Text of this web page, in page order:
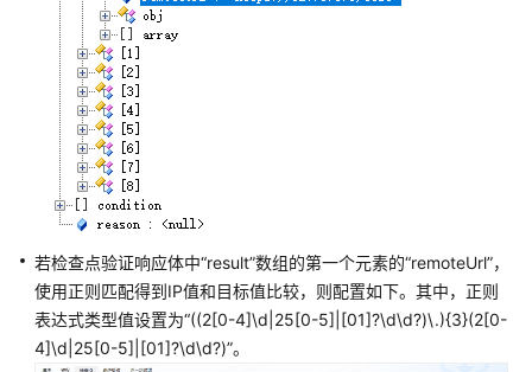
使
用
自
定
义
URL
请
求
添
加
CodeArts
TestPlan
接
口
若检查点验证响应体中“result”数组的第一个元素的“remoteUrl”，
使用正则匹配得到IP值和目标值比较，则配置如下。其中，正则
表达式类型值设置为“((2[0-4]\d|25[0-5]|[01]?\d\d?)\.){3}(2[0-
4]\d|25[0-5]|[01]?\d\d?)”。